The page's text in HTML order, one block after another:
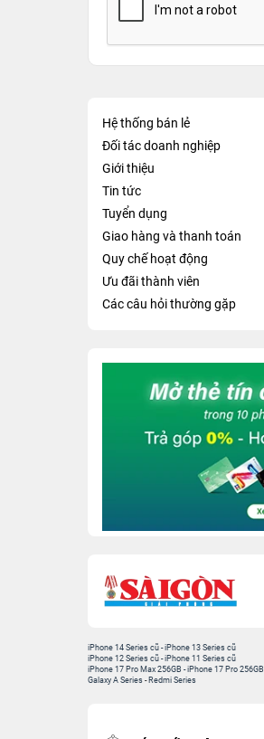
Hệ thống bán lẻ
Đối tác doanh nghiệp
Giới thiệu
Tin tức
Tuyển dụng
Giao hàng và thanh toán
Quy chế hoạt động
Ưu đãi thành viên
Các câu hỏi thường gặp
iPhone 14 Series cũ -iPhone 13 Series cũ
iPhone 12 Series cũ -iPhone 11 Series cũ
iPhone 17 Pro Max 256GB -iPhone 17 Pro 256GB
Galaxy A Series - Redmi Series